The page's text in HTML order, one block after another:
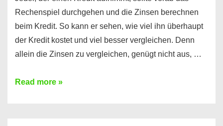
Rechenspiel durchgehen und die Zinsen berechnen
beim Kredit. So kann er sehen, wie viel ihn überhaupt
der Kredit kostet und viel besser vergleichen. Denn
allein die Zinsen zu vergleichen, genügt nicht aus, …
Ganz
Read more »